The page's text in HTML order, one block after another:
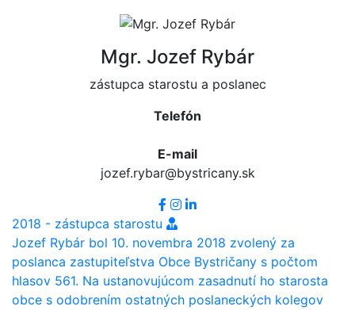
Mgr. Jozef Rybár
zástupca starostu a poslanec
Telefón
E-mail
jozef.rybar@bystricany.sk
2018 - zástupca starostu
Jozef Rybár bol 10. novembra 2018 zvolený za
poslanca zastupiteľstva Obce Bystričany s počtom
hlasov 561. Na ustanovujúcom zasadnutí ho starosta
obce s odobrením ostatných poslaneckých kolegov